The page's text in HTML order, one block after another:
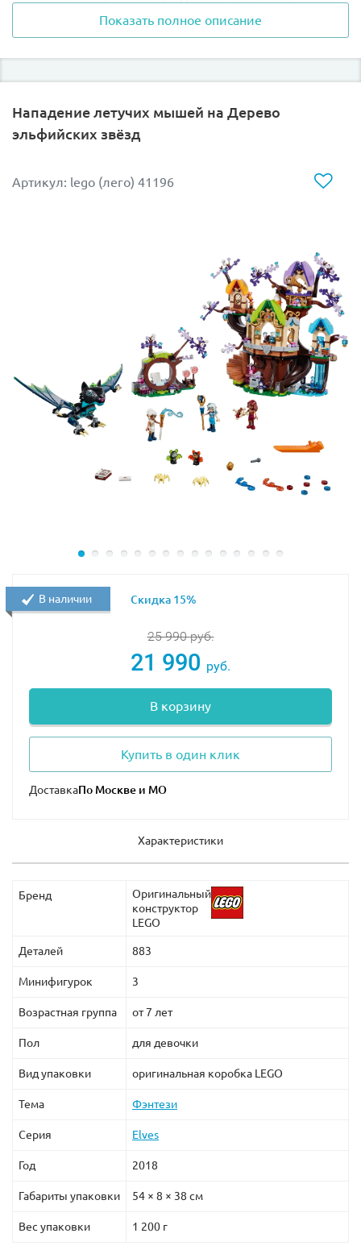
подружки, это древний колодец, чьи воды отравлены
тёмным колдовством. Но снять чары возможно.
Достаточно отодвинуть в сторону ядовитый кристалл,
поставленный рядом с источником, и вода тут же
Теперь пришло время пещеры! Используя свои
лавы и открывает проход для себя и Эмили. Внутри
отважных путешественниц ждёт долгожданная
отпраздновать свой успех. Они развели костёр и
приготовили вкусный ужин, а затем смастерили
мягкие подстилки изо мха и устроились на ночлег.
Нужно как следует выспаться, так как завтра их ждёт
долгий и опасный путь.
Из деталей набора Лего 41175 Вы сможете собрать
дракона Огня по кличке Зонья.
Её оранжево-малиновое тело покрывает огненный
орнамент. Спереди видна массивная голова с
вытянутым носом, большими глазами и розовыми
рожками, между которыми закрёплён аккуратный
способна двигать ногами, крыльями и хвостом, что
не терять при этом равновесие.
В наборе присуствуют 2 куколки с множеством
аксессуаров: Эмили Джонс и Азари.
Показать полное описание
Нападение летучих мышей на Дерево
эльфийских звёзд
Артикул: lego (лего) 41196
25 990руб.
21 990 руб.
В корзину
Купить в один клик
Доставка
В наличии Скидка 15%
Характеристики
Бренд
Оригинальный
конструктор
LEGO
Деталей 883
Минифигурок 3
Возрастная группа от 7 лет
Пол для девочки
Вид упаковки оригинальная коробка LEGO
Тема Фэнтези
Серия Elves
Год 2018
Габариты упаковки 54 × 8 × 38 см
Вес упаковки 1 200 г